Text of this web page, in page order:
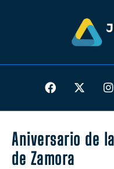
Aniversario de
de Zamora